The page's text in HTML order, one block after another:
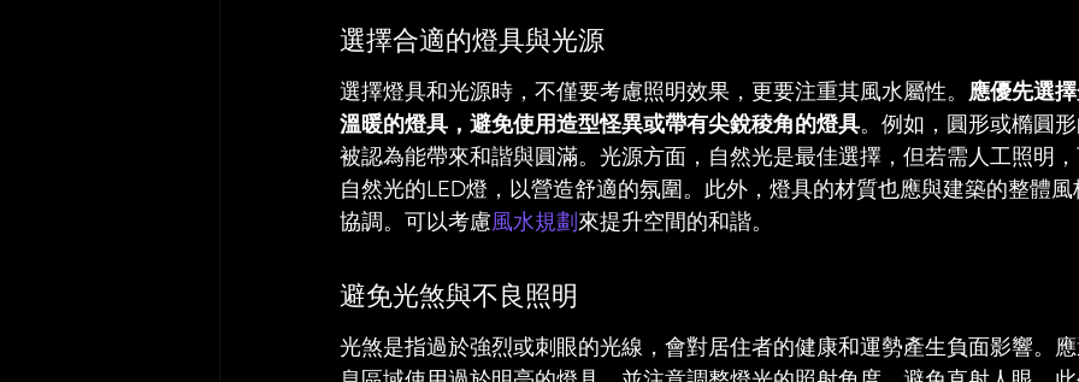
選擇合適的燈具與光源
選擇燈具和光源時，不僅要考慮照明效果，更要注重其風水屬性。 應優先選
溫暖的燈具，避免使用造型怪異或帶有尖銳稜角的燈具。例如，圓形或橢圓
被認為能帶來和諧與圓滿。光源方面，自然光是最佳選擇，但若需人工照明
自然光的LED燈，以營造舒適的氛圍。此外，燈具的材質也應與建築的整體
協調。可以考慮風水規劃 來提升空間的和諧。
避免光煞與不良照明
光煞是指過於強烈或刺眼的光線，會對居住者的健康和運勢產生負面影響。